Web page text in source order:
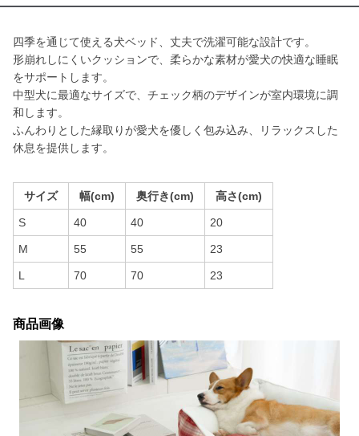
四季を通じて使える犬ベッド、丈夫で洗濯可能な設計です。
形崩れしにくいクッションで、柔らかな素材が愛犬の快適な睡眠
をサポートします。
中型犬に最適なサイズで、チェック柄のデザインが室内環境に調
和します。
ふんわりとした縁取りが愛犬を優しく包み込み、リラックスした
休息を提供します。
サイズ 幅(cm) 奥行き(cm) 高さ(cm)
S 40 40 20
M 55 55 23
L 70 70 23
商品画像